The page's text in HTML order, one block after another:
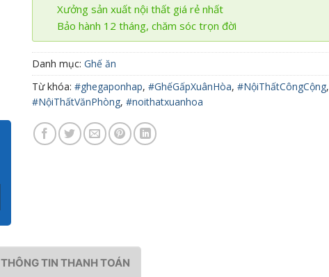
Xưởng sản xuất nội thất giá rẻ nhất
Bảo hành 12 tháng, chăm sóc trọn đời
Danh mục:Ghế ăn
Từ khóa:#ghegaponhap,#GhếGấpXuânHòa,#NộiThấtCôngCộng,
#NộiThấtVănPhòng,#noithatxuanhoa
THÔNG TIN THANH TOÁN